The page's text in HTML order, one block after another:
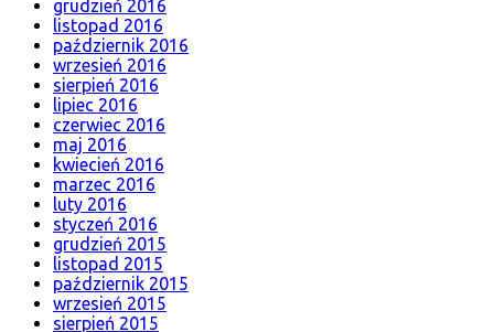
grudzień 2016
listopad 2016
październik 2016
wrzesień 2016
sierpień 2016
lipiec 2016
czerwiec 2016
maj 2016
kwiecień 2016
marzec 2016
luty 2016
styczeń 2016
grudzień 2015
listopad 2015
październik 2015
wrzesień 2015
sierpień 2015